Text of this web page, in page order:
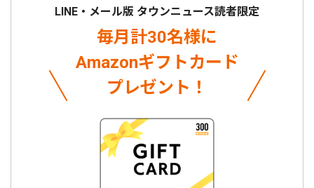
LINE・メール版 タウンニュース読者限定
毎月計30名様に
Amazonギフトカード
プレゼント！